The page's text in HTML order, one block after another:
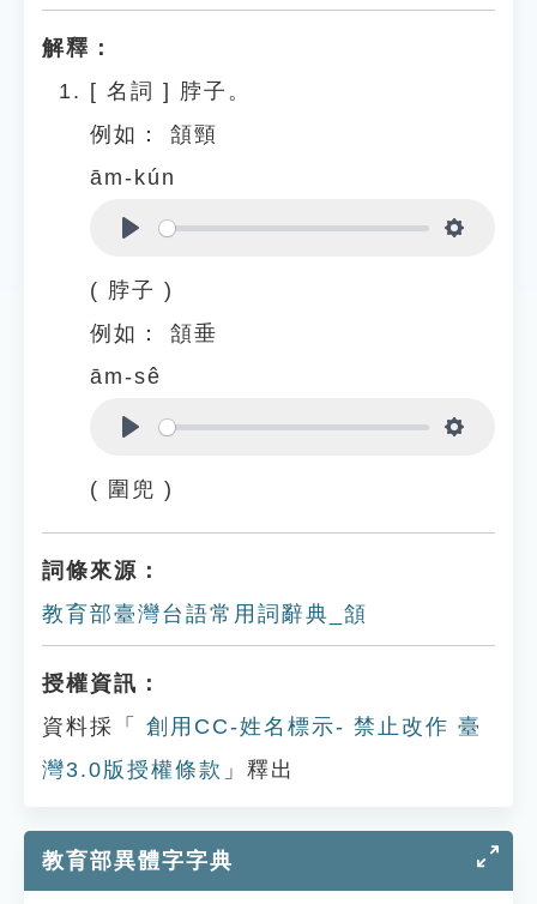
解釋：
[ 名詞 ] 脖子。
例如：
頷頸
ām-kún
( 脖子 )
例如：
頷垂
ām-sê
( 圍兜 )
詞條來源：
教育部臺灣台語常用詞辭典_頷
授權資訊：
資料採「
創用CC-姓名標示- 禁止改作 臺
灣3.0版授權條款 」釋出
教育部異體字字典